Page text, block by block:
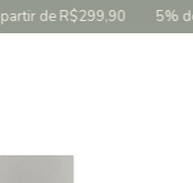
5% de desconto no PIX